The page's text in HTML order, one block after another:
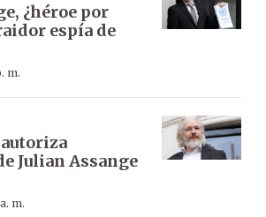
¿héroe por
espía de
m.
Julian Assange
m.